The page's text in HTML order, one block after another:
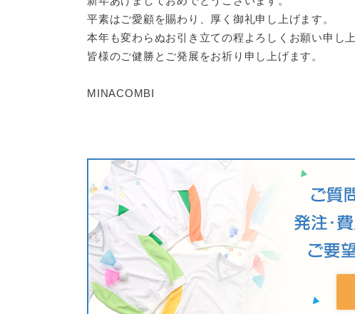
平素はご愛顧を賜わり、厚く御礼申し上げます。
本年も変わらぬお引き立ての程よろしくお願い申し上
皆様のご健勝とご発展をお祈り申し上げます。
MINACOMBI